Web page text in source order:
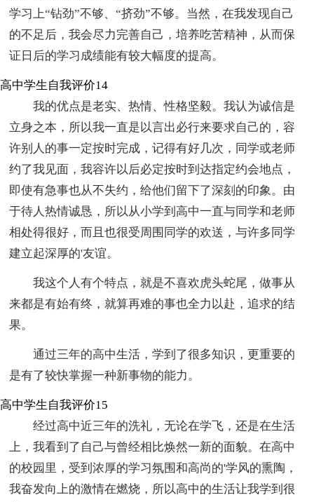
学习上“钻劲”不够、“挤劲”不够。当然，在我发现自己
的不足后，我会尽力完善自己，培养吃苦精神，从而保
证日后的学习成绩能有较大幅度的提高。
高中学生自我评价14
我的优点是老实、热情、性格坚毅。我认为诚信是
立身之本，所以我一直是以言出必行来要求自己的，容
许别人的事一定按时完成，记得有好几次，同学或老师
约了我见面，我容许以后必定按时到达指定约会地点，
即使有急事也从不失约，给他们留下了深刻的印象。由
于待人热情诚恳，所以从小学到高中一直与同学和老师
相处得很好，而且也很受周围同学的欢送，与许多同学
建立起深厚的'友谊。
我这个人有个特点，就是不喜欢虎头蛇尾，做事从
来都是有始有终，就算再难的事也全力以赴，追求的结
果。
通过三年的高中生活，学到了很多知识，更重要的
是有了较快掌握一种新事物的能力。
高中学生自我评价15
经过高中近三年的洗礼，无论在学飞，还是在生活
上，我看到了自己与曾经相比焕然一新的面貌。在高中
的校园里，受到浓厚的学习氛围和高尚的'学风的熏陶，
我奋发向上的激情在燃烧，所以高中的生活让我学到很